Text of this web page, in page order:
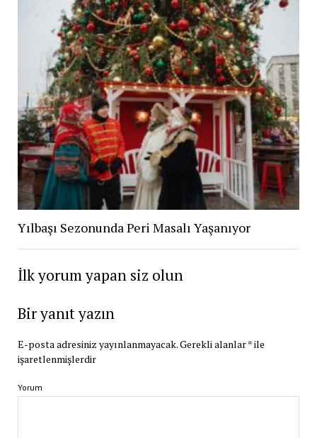
Yılbaşı Sezonunda Peri Masalı Yaşanıyor
İlk yorum yapan siz olun
Bir yanıt yazın
E-posta adresiniz yayınlanmayacak.Gerekli alanlar*ile
işaretlenmişlerdir
Yorum